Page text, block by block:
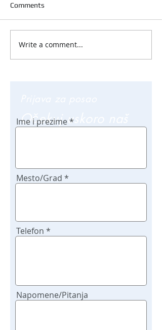
Comments
Write a comment...
Očekuj uskoro naš
Ime i prezime
Mesto/Grad
Telefon
Napomene/Pitanja